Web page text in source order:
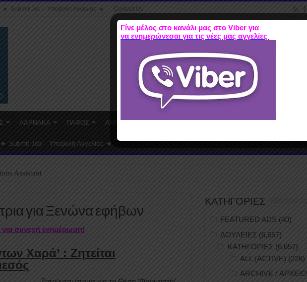
► Submit Job – Υποβολή Αγγελίας ◄ Contact Us
ΛΑΡΝΑΚΑ ΠΑΦΟΣ ΑΜΜΟΧΩΣΤΟΣ
► Submit Job – Υποβολή Αγγελίας ◄
Assistant
για Ξενώνα εφήβων
για συνεχή ενημέρωση!
Χαρά’ : Ζητείται
ΚΑΤΗΓΟΡΙΕΣ
FEATURED ADS (40)
ΔΟΥΛΕΙΕΣ (6,657)
ΚΑΤΗΓΟΡΙΕΣ (6,657)
ALL (ACTIVE) (228)
ARCHIVE / ΑΡΧΕΙΟ
Γίνε μέλος στο κανάλι μας στο Viber για
να ενημερώνεσαι για τις νέες μας αγγελίες